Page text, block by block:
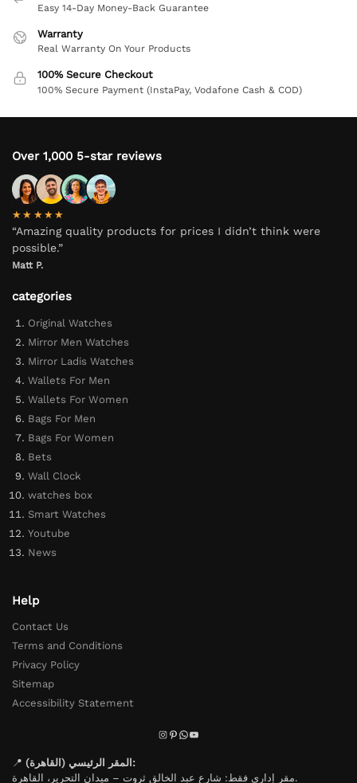
Easy 14-Day Money-Back Guarantee
Warranty
Real Warranty On Your Products
100% Secure Checkout
100% Secure Payment (InstaPay, Vodafone Cash & COD)
Over 1,000 5-star reviews
★★★★★
“Amazing quality products for prices I didn’t think were
possible.”
Matt P.
categories
Original Watches
Mirror Men Watches
Mirror Ladis Watches
Wallets For Men
Wallets For Women
Bags For Men
Bags For Women
Bets
Wall Clock
watches box
Smart Watches
Youtube
News
Help
Contact Us
Terms and Conditions
Privacy Policy
Sitemap
Accessibility Statement
📍
المقر الرئيسي (القاهرة):
مقر إداري فقط: شارع عبد الخالق ثروت – ميدان التحرير، القاهرة.